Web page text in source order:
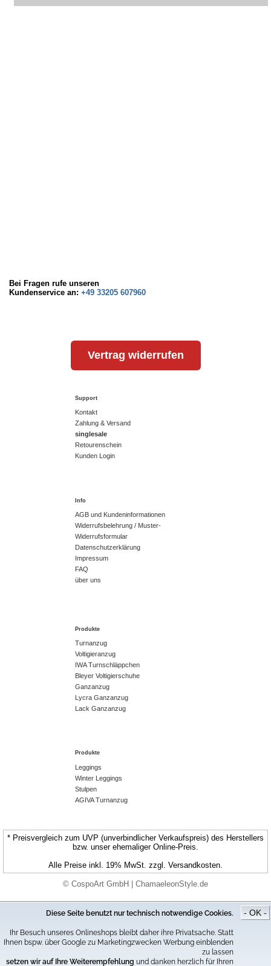
Diese Seite benutzt nur technisch notwendige Cookies.
Ihr Besuch unseres Onlineshops bleibt daher ihre Privatsache. Statt
Ihnen bspw. über Google zu Marketingzwecken Werbung einblenden
zu lassen
setzen wir auf Ihre Weiterempfehlung und danken herzlich für Ihren
- OK -
Bei Fragen rufe unseren
Kundenservice an: +49 33205 607960
Vertrag widerrufen
Support
Kontakt
Zahlung & Versand
singlesale
Retourenschein
Kunden Login
Info
AGB und Kundeninformationen
Widerrufsbelehrung / Muster-
Widerrufsformular
Datenschutzerklärung
Impressum
FAQ
über uns
Produkte
Turnanzug
Voltigieranzug
IWA Turnschläppchen
Bleyer Voltigierschuhe
Ganzanzug
Lycra Ganzanzug
Lack Ganzanzug
Produkte
Leggings
Winter Leggings
Stulpen
AGIVA Turnanzug
* Preisvergleich zum UVP (unverbindlicher Verkaufspreis) des Herstellers
bzw. unser ehemaliger Online-Preis.
Alle Preise inkl. 19% MwSt. zzgl. Versandkosten.
© CospoArt GmbH | ChamaeleonStyle.de